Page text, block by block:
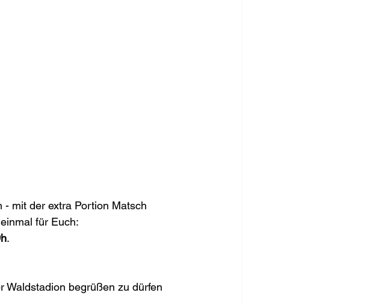
mit der extra Portion Matsch
für Euch:
.
Waldstadion begrüßen zu dürfen